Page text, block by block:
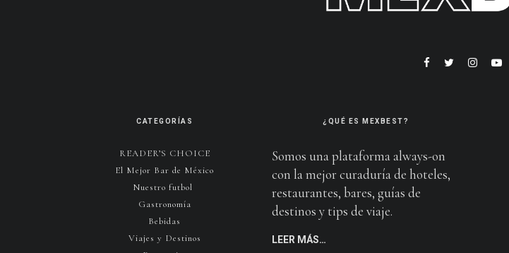
CATEGORÍAS
READER’S CHOICE
El Mejor Bar de México
Nuestro futbol
Gastronomía
Bebidas
Viajes y Destinos
¿QUÉ ES MEXBEST?
Somos una plataforma always-on
con la mejor curaduría de hoteles,
restaurantes, bares, guías de
destinos y tips de viaje.
LEER MÁS…